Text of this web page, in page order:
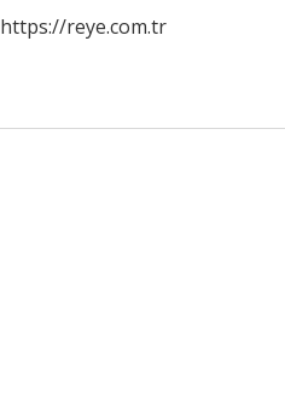
https://reye.com.tr